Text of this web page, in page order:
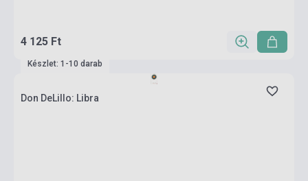
4 125 Ft
Készlet: 1-10 darab
Don DeLillo: Libra